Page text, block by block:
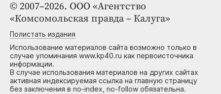
© 2007–2026. ООО «Агентство
«Комсомольская правда – Калуга»
Полистать издания
Использование материалов сайта возможно только в
случае упоминания www.kp40.ru как первоисточника
информации.
В случае использования материалов на других сайтах
активная индексируемая ссылка на главную страницу
без заключения в no-index, no-follow обязательна.